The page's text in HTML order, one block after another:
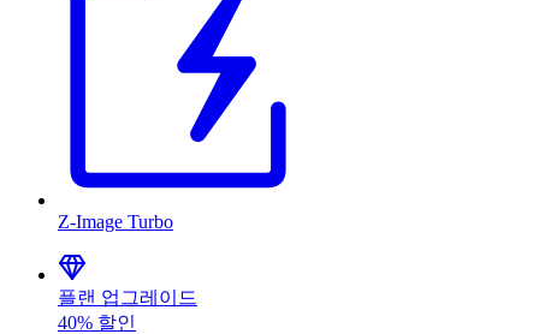
Z-Image Turbo
플랜 업그레이드
40% 할인